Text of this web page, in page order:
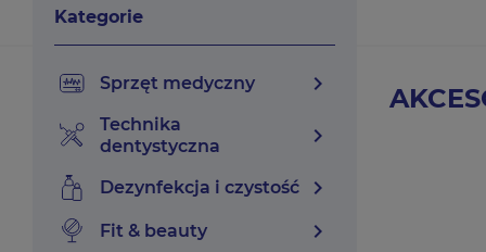
Kategorie
sprzęt medyczny chevron_right
technika
dentystyczna
chevron_right
dezynfekcja i czystość chevron_right
fit & beauty chevron_right